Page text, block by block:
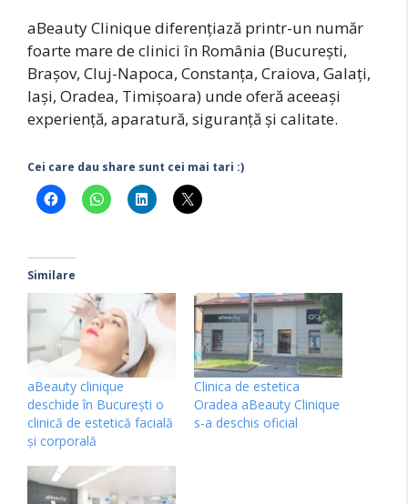
aBeauty Clinique diferențiază printr-un număr
foarte mare de clinici în România (București,
Brașov, Cluj-Napoca, Constanța, Craiova, Galați,
Iași, Oradea, Timișoara) unde oferă aceeași
experiență, aparatură, siguranță și calitate.
Cei care dau share sunt cei mai tari :)
Similare
aBeauty clinique
deschide în București o
clinică de estetică facială
și corporală
Clinica de estetica
Oradea aBeauty Clinique
s-a deschis oficial